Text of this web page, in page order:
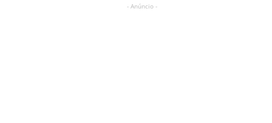
- Anúncio -